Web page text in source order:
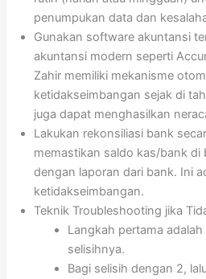
penumpukan data dan
Gunakan software akuntansi
akuntansi modern seperti
Zahir memiliki mekanisme
ketidakseimbangan sejak di
juga dapat menghasilkan
Lakukan rekonsiliasi bank
memastikan saldo kas/bank di
dengan laporan dari bank. Ini
ketidakseimbangan.
Teknik Troubleshooting jika
Langkah pertama
selisihnya.
Bagi selisih dengan 2,